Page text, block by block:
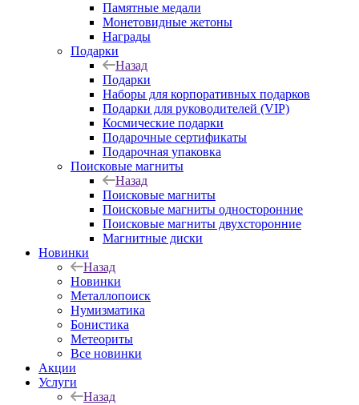
Памятные медали
Монетовидные жетоны
Награды
Подарки
Назад
Подарки
Наборы для корпоративных подарков
Подарки для руководителей (VIP)
Космические подарки
Подарочные сертификаты
Подарочная упаковка
Поисковые магниты
Назад
Поисковые магниты
Поисковые магниты односторонние
Поисковые магниты двухсторонние
Магнитные диски
Новинки
Назад
Новинки
Металлопоиск
Нумизматика
Бонистика
Метеориты
Все новинки
Акции
Услуги
Назад